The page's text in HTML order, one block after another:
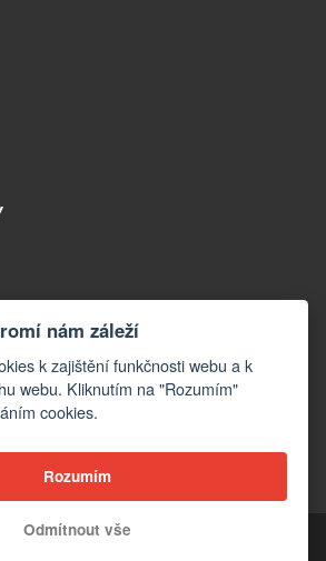
Copyright © 2026 Impresi
nám záleží
k zajištění funkčnosti webu a k
webu. Kliknutím na "Rozumím"
cookies.
Rozumím
Odmítnout vše